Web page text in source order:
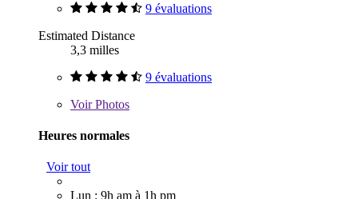
9 évaluations
Estimated Distance
3,3 milles
9 évaluations
VoirPhotos
Heures normales
Voir tout
Lun : 9h am à 1h pm